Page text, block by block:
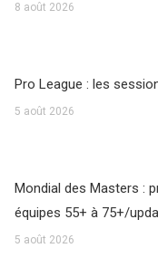
8 août 2026
Pro League : les
5 août 2026
Mondial des Masters :
équipes 55+ à 75+/
5 août 2026